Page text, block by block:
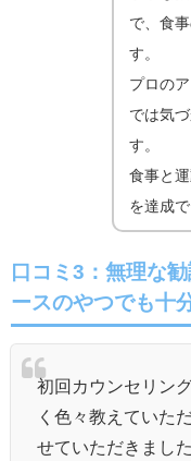
で、食
す。
プロの
では気
す。
食事と
を達成
口コミ3： 無理な
ースのやつでも十
初回カウンセリン
く色々教えていた
せていただきまし